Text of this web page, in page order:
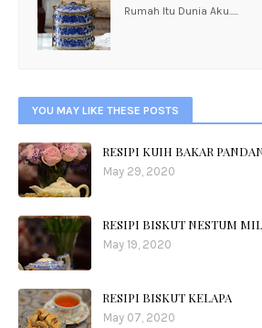
Rumah Itu Dunia Aku.....
YOU MAY LIKE THESE POSTS
RESIPI KUIH BAKAR
May 29, 2020
RESIPI BISKUT NESTUM
May 19, 2020
RESIPI BISKUT KELAPA
May 07, 2020